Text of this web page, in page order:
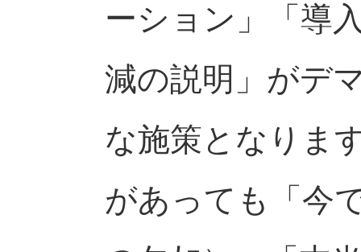
ーション」「導
減の説明」がデ
な施策となりま
があっても「今